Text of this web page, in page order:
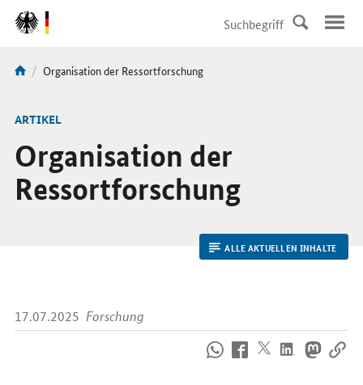
DirektZu:
Navigation
Sie
hier:
Aktuelle
Organisation der Ressortforschung
ARTIKEL
Organisation der
Ressortforschung
ALLE AKTUELLEN INHALTE
17.07.2025 Forschung